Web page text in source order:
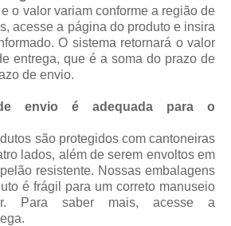
o valor variam conforme a região de
acesse a página do produto e insira
O sistema retornará o valor
entrega, que é a soma do prazo de
de envio.
envio é adequada para o
são protegidos com cantoneiras
lados, além de serem envoltos em
resistente. Nossas embalagens
é frágil para um correto manuseio
Para saber mais, acesse a
.